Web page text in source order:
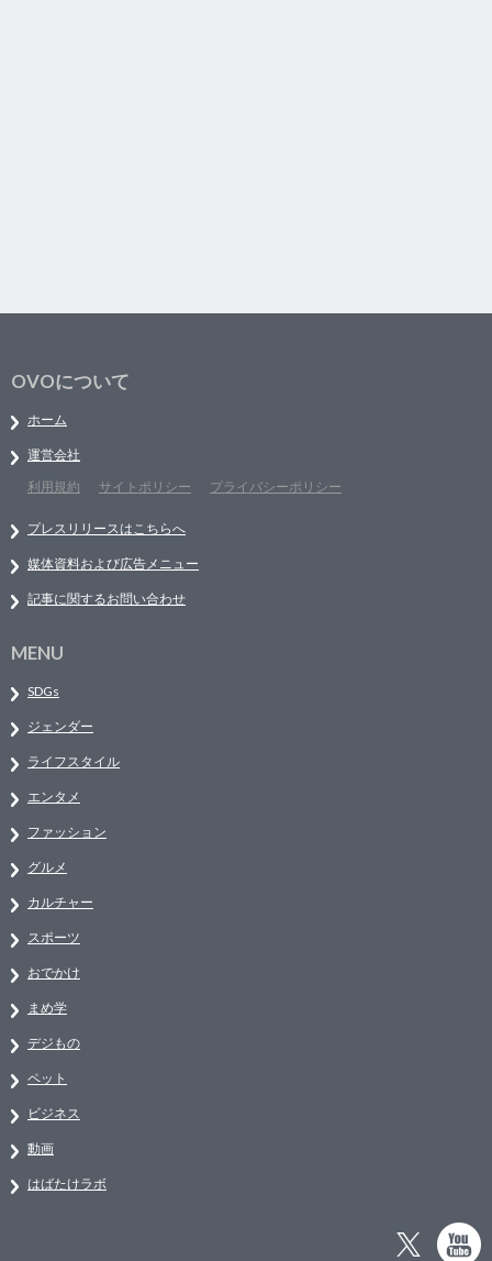
OVOについて
ホーム
運営会社
利用規約
サイトポリシー プライバシーポリシー
プレスリリースはこちらへ
媒体資料および広告メニュー
記事に関するお問い合わせ
MENU
SDGs
ジェンダー
ライフスタイル
エンタメ
ファッション
グルメ
カルチャー
スポーツ
おでかけ
まめ学
デジもの
ペット
ビジネス
動画
はばたけラボ